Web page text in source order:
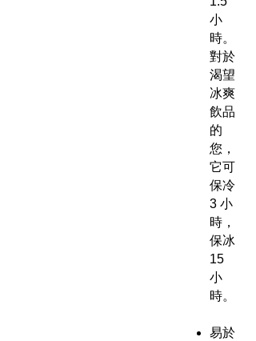
小
時。
對於
渴望
冰爽
飲品
的
您，
它可
保冷
3 小
時，
保冰
15
小
時。
易於